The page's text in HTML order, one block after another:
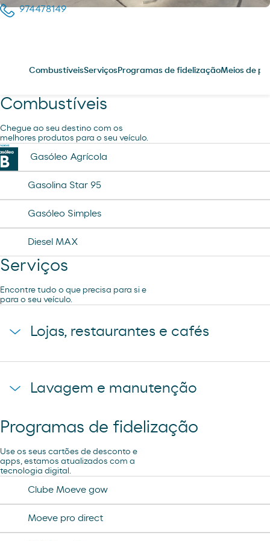
974478149
CombustíveisServiços Programas de fidelizaçãoMeios de
Combustíveis
Chegue ao seu destino com os
melhores produtos para o seu veículo.
Gasóleo Agrícola
Gasolina Star 95
Gasóleo Simples
Diesel MAX
Serviços
Encontre tudo o que precisa para si e
para o seu veículo.
Lojas, restaurantes e cafés
Lavagem e manutenção
Ar e Água
Programas de fidelização
Use os seus cartões de desconto e
apps, estamos atualizados com a
tecnologia digital.
Clube Moeve gow
Moeve pro direct